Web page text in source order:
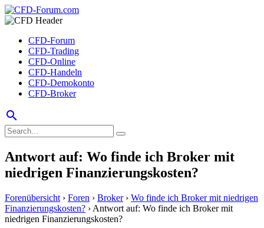
CFD-Forum
CFD-Trading
CFD-Online
CFD-Handeln
CFD-Demokonto
CFD-Broker
search
Antwort auf: Wo finde ich Broker mit
niedrigen Finanzierungskosten?
Forenübersicht › Foren › Broker › Wo finde ich Broker mit niedrigen
Finanzierungskosten? › Antwort auf: Wo finde ich Broker mit
niedrigen Finanzierungskosten?